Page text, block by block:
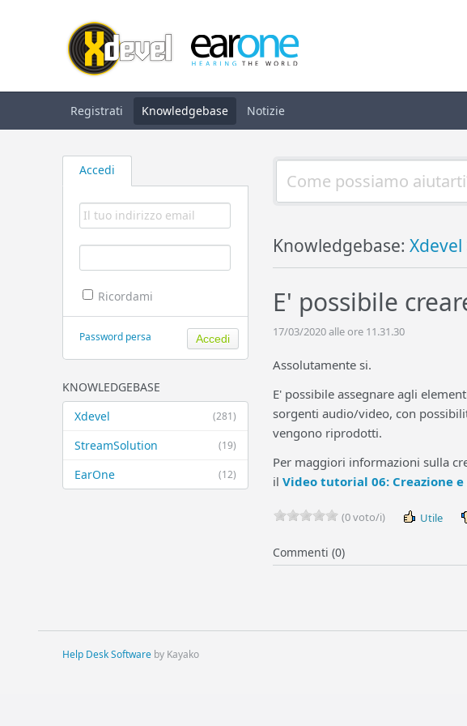
Registrati Knowledgebase Notizie
Accedi
Ricordami
Password persa
KNOWLEDGEBASE
(281)
Xdevel
(19)
StreamSolution
(12)
EarOne
Knowledgebase: Xdevel
E' possibile
17/03/2020 alle ore 11.31.30
Assolutamente si.
E' possibile assegnare agli
sorgenti audio/video, con
vengono riprodotti.
Per maggiori informazioni sulla
il Video tutorial 06: Creazione
(0 voto/i) Utile
Commenti (0)
Help Desk Software by Kayako